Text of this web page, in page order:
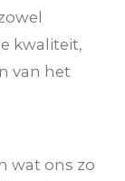
kwaliteit,
van het
wat ons zo